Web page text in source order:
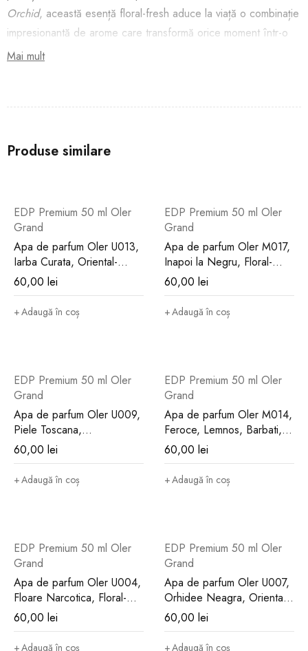
Orchid, această esență floral-fresh aduce la viață o combinație
impresionantă de arome care transformă orice moment într-o
experiență memorabilă.
Orhidee de Catifea devine semnătura femeii moderne,
O invitație senzorială la rafinament și
Orhidee de Catifea se deschide ca o poveste senzorială
intensă, un omagiu adus feminității care radiază forță și
delicatețe în același timp. Fiecare pulverizare evocă imaginea
unui buchet luxos, plin de flori exotice și prospețime subtilă.
Este parfumul femeii care știe să își valorifice unicitatea, să
cucerească cu naturalețe și să lase o impresie de neuitat.
seducătoare și sofisticată. Parfumul evoluează treptat pe piele,
dezvăluind o profunzime rar întâlnită, un echilibru perfect între
tonurile luminoase și cele calde, senzuale.
O compoziție florală unică, construită
cu măiestrie
crea o armonie olfactivă de neegalat. Este un buchet floral
generos, echilibrat de accente dulci și lemnoase, care conferă
parfumului o personalitate distinctă.
Note de vârf – Un debut captivant și amețitor
Mai mult
Produse similare
EDP Premium 50 ml Oler
Grand
Apa de parfum Oler U013,
Iarba Curata, Oriental-
Fructat, Unisex, 50 ml
60,00 lei
Adaugă în coș
EDP Premium 50 ml Oler
Grand
Apa de parfum Oler M017,
Inapoi la Negru, Floral-
Condimentat, Barbati, 50 ml
60,00 lei
Adaugă în coș
EDP Premium 50 ml Oler
Grand
Apa de parfum Oler U009,
Piele Toscana,
Condimentat-Lemnos,
Unisex, 50 ml
60,00 lei
Adaugă în coș
EDP Premium 50 ml Oler
Grand
Apa de parfum Oler M014,
Feroce, Lemnos, Barbati,
50 ml
60,00 lei
Adaugă în coș
EDP Premium 50 ml Oler
Grand
Apa de parfum Oler U004,
Floare Narcotica, Floral-
Fructat, Unisex, 50 ml
60,00 lei
Adaugă în coș
EDP Premium 50 ml Oler
Grand
Apa de parfum Oler U007,
Orhidee Neagra, Oriental-
Floral, Unisex, 50 ml
60,00 lei
Adaugă în coș